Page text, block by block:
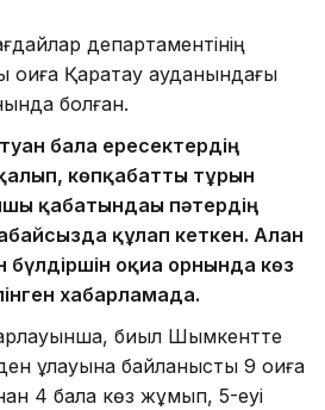
департаментінің
оқиға Қаратау ауданындағы
болған.
бала ересектердің
көпқабатты тұрғын
қабатындағы пәтердің
құлап кеткен. Алған
оқиға орнында көз
хабарламада.
биыл Шымкентте
құлауына байланысты 9 оқиға
4 бала көз жұмып, 5-еуі